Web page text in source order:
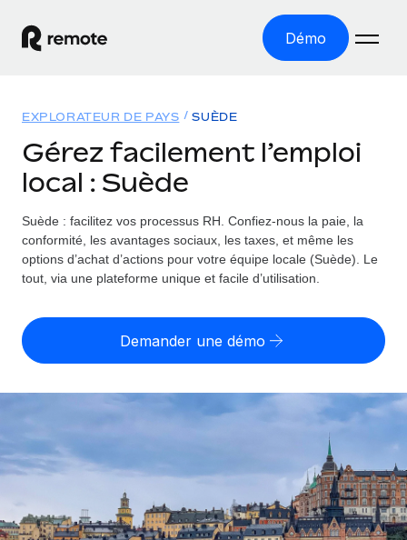
Démo
EMPLOI À L’INTERNATIONAL
Paie multipays
Gérez la paie facilement et en toute conformité
Employer of record
entités
Gestion des freelances
Intégrez et gérez vos freelances partout dans le monde
PEO
Sous-traitez les opérations complexes liées à l’emploi
Solutions
COUVERTURE MONDIALE
Explorateur de pays
Toutes les informations sur l’emploi à l’international,
Explorateur des États-Unis (par État)
Simplifiez l’embauche à travers les différents États des
Comparer Remote
CROISSANCE
Start-ups
Ressources
OUTILS & CALCULATEURS
Évaluez le risque de requalification de contrat par pays
Calculez le coût total des employés dans n’importe quel
Calculateur de paiement des freelances
Découvrez les devises disponibles et les vitesses de
paiement pour vos freelances internationaux
Tarification
Nederlands
Deutsch
EXPLORATEUR DE PAYS SUÈDE
Gérez facilement l’emploi
local : Suède
Suède : facilitez vos processus RH. Confiez-nous la paie, la
conformité, les avantages sociaux, les taxes, et même les
options d’achat d’actions pour votre équipe locale (Suède). Le
tout, via une plateforme unique et facile d’utilisation.
Demander une démo